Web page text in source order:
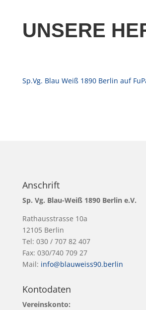
UNSERE
Sp.Vg. Blau Weiß 1890 Berlin auf
Anschrift
Sp. Vg. Blau-Weiß 1890 Berlin e.V.
Rathausstrasse 10a
12105 Berlin
Tel: 030 / 707 82 407
Fax: 030/740 709 27
Mail: info@blauweiss90.berlin
Kontodaten
Vereinskonto: